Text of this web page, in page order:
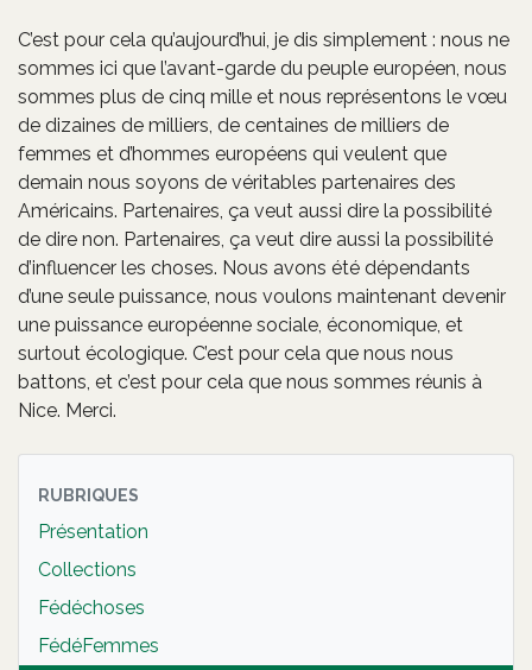
C’est pour cela qu’aujourd’hui, je dis simplement : nous ne
sommes ici que l’avant-garde du peuple européen, nous
sommes plus de cinq mille et nous représentons le vœu
de dizaines de milliers, de centaines de milliers de
femmes et d’hommes européens qui veulent que
demain nous soyons de véritables partenaires des
Américains. Partenaires, ça veut aussi dire la possibilité
de dire non. Partenaires, ça veut dire aussi la possibilité
d’influencer les choses. Nous avons été dépendants
d’une seule puissance, nous voulons maintenant devenir
une puissance européenne sociale, économique, et
surtout écologique. C’est pour cela que nous nous
battons, et c’est pour cela que nous sommes réunis à
Nice. Merci.
RUBRIQUES
Présentation
Collections
Fédéchoses
FédéFemmes